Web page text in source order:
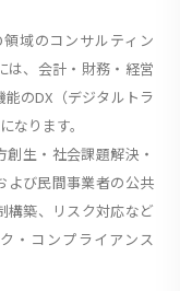
域のコンサルティン
は、会計・財務・経営
のDX（デジタルトラ
なります。
生・社会課題解決・
よび民間事業者の公共
構築、リスク対応など
・コンプライアンス